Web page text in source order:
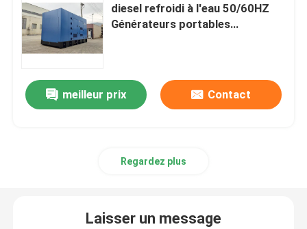
diesel refroidi à l'eau 50/60HZ
Générateurs portables
meilleur prix Contact
Regardez plus
Laisser un message